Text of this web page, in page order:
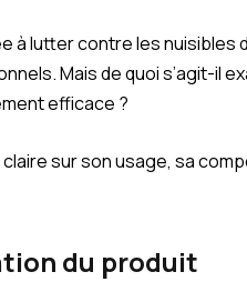
à lutter contre les nuisibles
Mais de quoi s’agit-il
efficace ?
sur son usage, sa
du produit